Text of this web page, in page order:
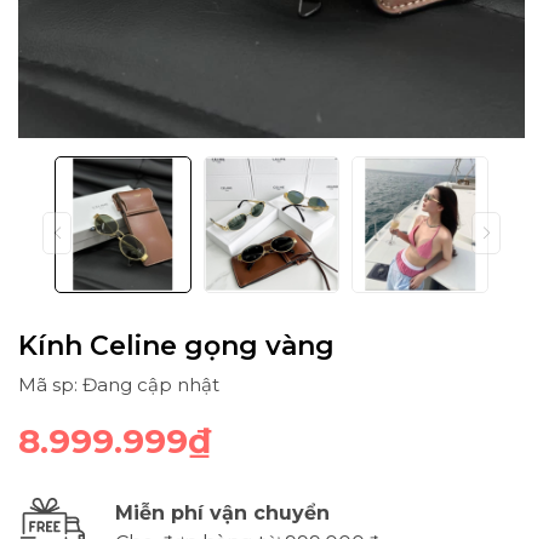
Kính Celine gọng vàng
Mã sp: Đang cập nhật
8.999.999₫
Miễn phí vận chuyển